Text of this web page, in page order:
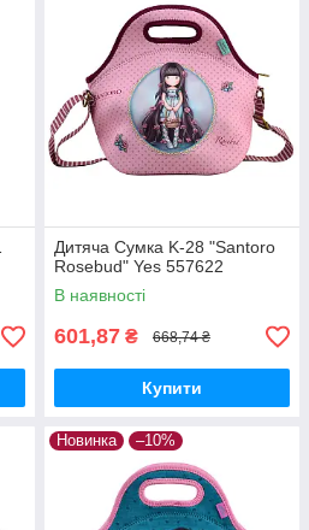
Дитяча Сумка K-28 "Santoro
Rosebud" Yes 557622
В наявності
601,87 ₴ 668,74 ₴
Купити
Новинка –10%